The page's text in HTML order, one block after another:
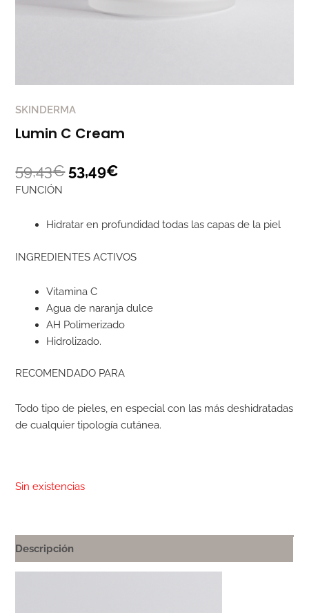
SKINDERMA
Lumin C Cream
59,43€ 53,49€
FUNCIÓN
Hidratar en profundidad todas las capas de la piel
INGREDIENTES ACTIVOS
Vitamina C
Agua de naranja dulce
AH Polimerizado
Hidrolizado.
RECOMENDADO PARA
Todo tipo de pieles, en especial con las más deshidratadas
de cualquier tipología cutánea.
Sin existencias
Descripción